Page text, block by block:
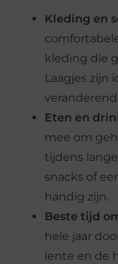
Kleding en
kleding die
Laagjes zijn
Eten en
mee om
tijdens
snacks of
handig zijn.
Beste tijd
hele jaar
lente en de